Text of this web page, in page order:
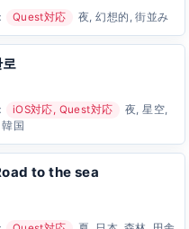
Quest対応 夜, 幻想的, 街並み
iOS対応, Quest対応
夜, 星空,
国
to the sea